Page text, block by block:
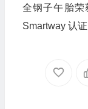
全钢子午胎荣
Smartway 认